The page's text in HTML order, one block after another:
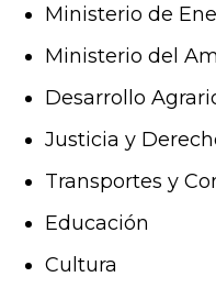
Ministerio de
Ministerio del
Desarrollo
Justicia y
Transportes y
Educación
Cultura